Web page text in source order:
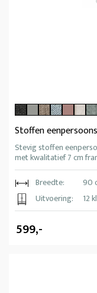
Stoffen
Stevig stoffen
met kwalitatief 7 cm
Breedte:
90
Uitvoering:
12
599,-